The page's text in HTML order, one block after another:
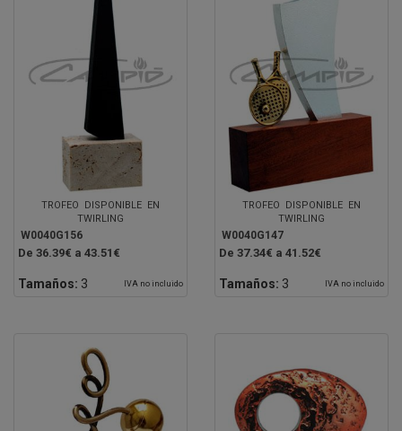
TROFEO DISPONIBLE EN
TWIRLING
W0040G156
De 36.39€ a 43.51€
Tamaños: 3 IVA no incluido
TROFEO DISPONIBLE EN
TWIRLING
W0040G147
De 37.34€ a 41.52€
Tamaños: 3 IVA no incluido